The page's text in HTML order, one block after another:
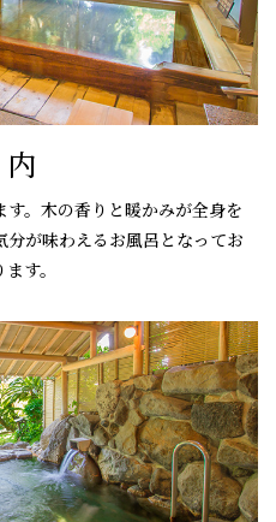
。木の香りと暖かみが全身を
が味わえるお風呂となってお
す。